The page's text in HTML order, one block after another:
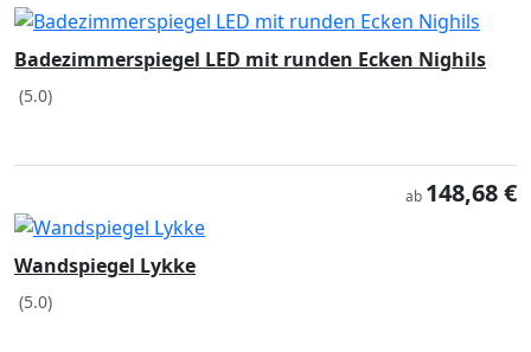
Badezimmerspiegel LED mit runden Ecken Nighils
(5.0)
ab 148,68 €
Wandspiegel Lykke
(5.0)